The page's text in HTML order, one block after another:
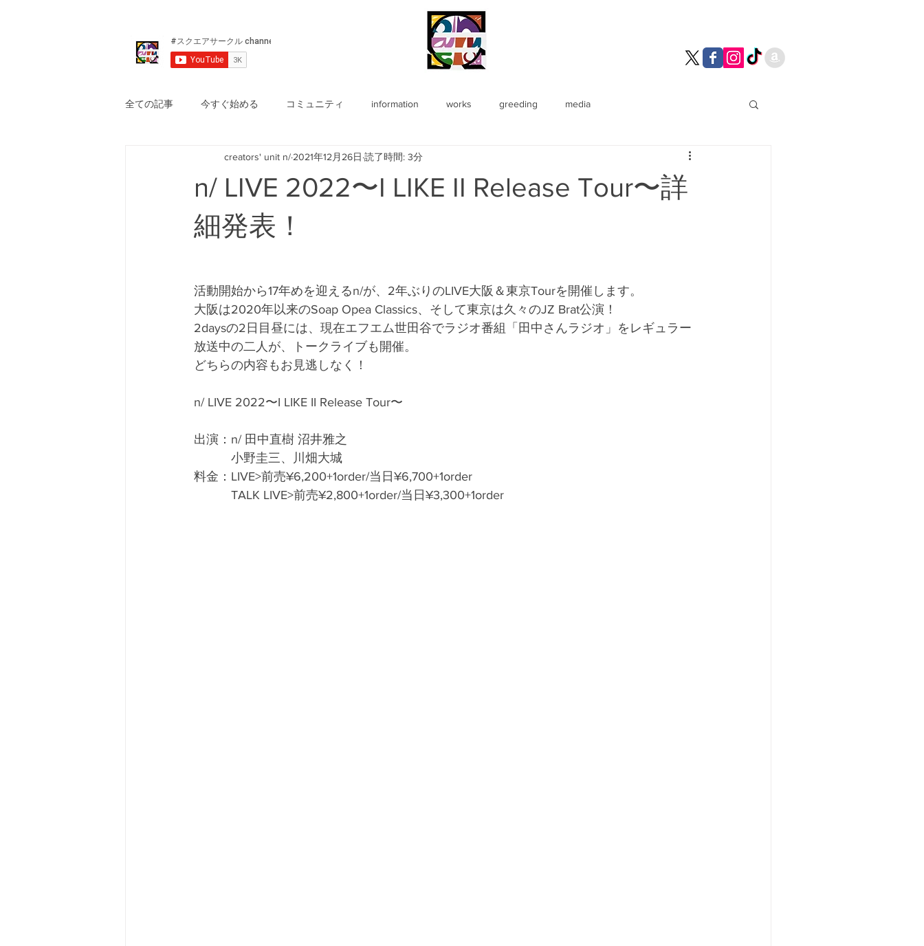
全ての記事 今すぐ始める コミュニティ information works greeding media
n/ LIVE 2022〜I LIKE II Release Tour〜詳
細発表！
creators' unit n/ 2021年12月26日 読了時間: 3分
活動開始から17年めを迎えるn/が、2年ぶりのLIVE大阪＆東京Tourを開催します。
大阪は2020年以来のSoap Opea Classics、そして東京は久々のJZ Brat公演！
2daysの2日目昼には、現在エフエム世田谷でラジオ番組「田中さんラジオ」をレギュラー
放送中の二人が、トークライブも開催。
どちらの内容もお見逃しなく！
n/ LIVE 2022〜I LIKE II Release Tour〜
出演：n/ 田中直樹 沼井雅之
小野圭三、川畑大城
料金：LIVE>前売¥6,200+1order/当日¥6,700+1order
TALK LIVE>前売¥2,800+1order/当日¥3,300+1order